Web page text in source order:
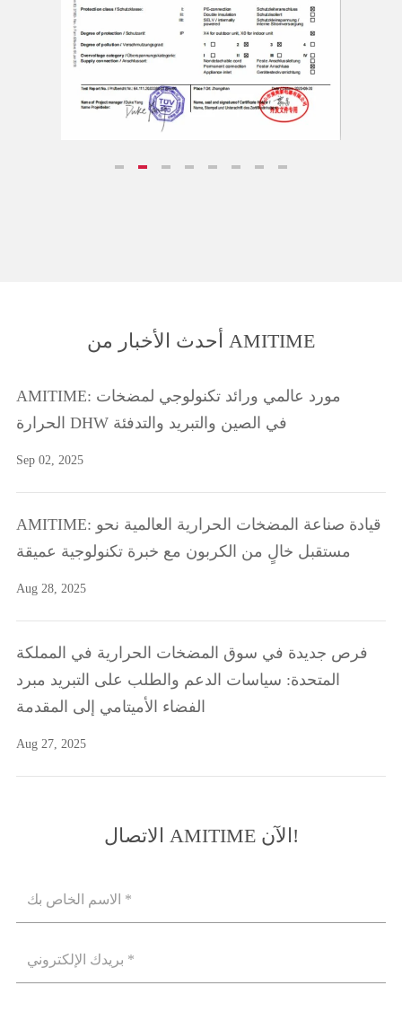
أحدث الأخبار من AMITIME
AMITIME: مورد عالمي ورائد تكنولوجي لمضخات
الحرارة DHW في الصين والتبريد والتدفئة
Sep 02, 2025
AMITIME: قيادة صناعة المضخات الحرارية العالمية نحو
مستقبل خالٍ من الكربون مع خبرة تكنولوجية عميقة
Aug 28, 2025
فرص جديدة في سوق المضخات الحرارية في المملكة
المتحدة: سياسات الدعم والطلب على التبريد مبرد
الفضاء الأميتامي إلى المقدمة
Aug 27, 2025
الاتصال AMITIME الآن!